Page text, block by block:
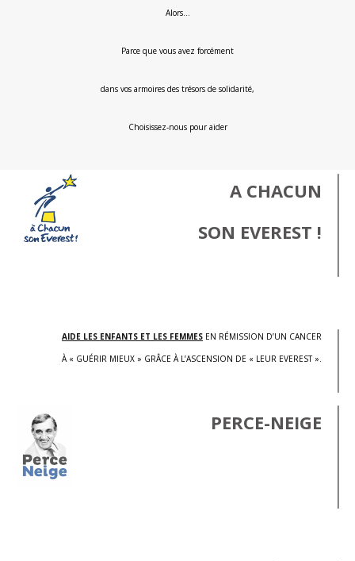
Alors…
Parce que vous avez forcément
dans vos armoires des trésors de solidarité,
Choisissez-nous pour aider
A CHACUN
SON EVEREST !
AIDE LES ENFANTS ET LES FEMMES EN RÉMISSION D’UN CANCER
À « GUÉRIR MIEUX » GRÂCE À L’ASCENSION DE « LEUR EVEREST ».
PERCE-NEIGE